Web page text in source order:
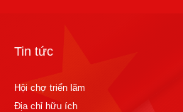
Tin tức
Hội chợ triển lãm
Địa chỉ hữu ích